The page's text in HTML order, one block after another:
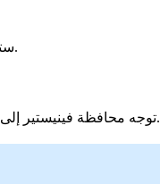
ستحتاج إلى إظهار رخصة قيادتك وهوية. احضر أيضًا ملفًا طبيًا وأوراقًا عن رخصتك إذا كانت معلقة أو ملغاة. تساعد هذه المستندات كثيرًا في استعادة رخصتك.
توجه محافظة فينيستير إلى. توجه إلى مدرسة لتعليم القيادة أو مركز امتحانات معتمد. يمكنهم إعداد ملفك وإرساله إلى المحافظة.